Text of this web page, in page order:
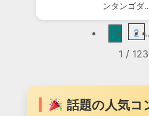
ンタンゴダ
1 2
1 / 123
話題の人気コ